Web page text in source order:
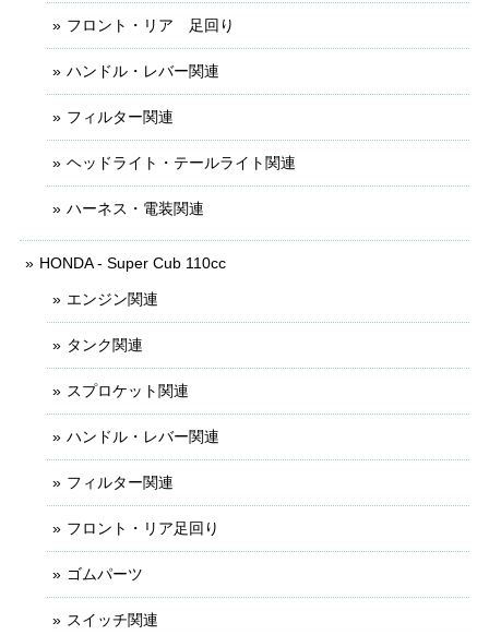
フロント・リア 足回り
ハンドル・レバー関連
フィルター関連
ヘッドライト・テールライト関連
ハーネス・電装関連
HONDA - Super Cub 110cc
エンジン関連
タンク関連
スプロケット関連
ハンドル・レバー関連
フィルター関連
フロント・リア足回り
ゴムパーツ
スイッチ関連